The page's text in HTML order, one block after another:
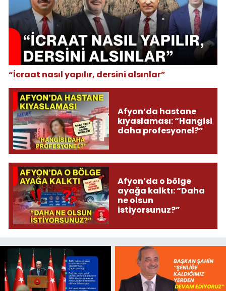
“İcraat nasıl yapılır, dersini alsınlar”
Afyon’da hastane
kıyaslaması: “Hangisi
daha profesyonel?”
Afyon’da o bölge
ayağa kalktı: “Daha
ne olsun
istiyorsunuz?”